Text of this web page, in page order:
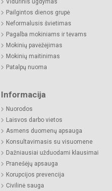
Vidurinis ugdymas
Pailgintos dienos grupė
Neformalusis švietimas
Pagalba mokiniams ir tėvams
Mokinių pavėžėjimas
Mokinių maitinimas
Patalpų nuoma
Informacija
Nuorodos
Laisvos darbo vietos
Asmens duomenų apsauga
Konsultavimasis su visuomene
Dažniausiai užduodami klausimai
Pranešėjų apsauga
Korupcijos prevencija
Civilinė sauga